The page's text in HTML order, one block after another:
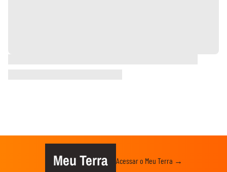
Meu Terra Acessar o Meu Terra →